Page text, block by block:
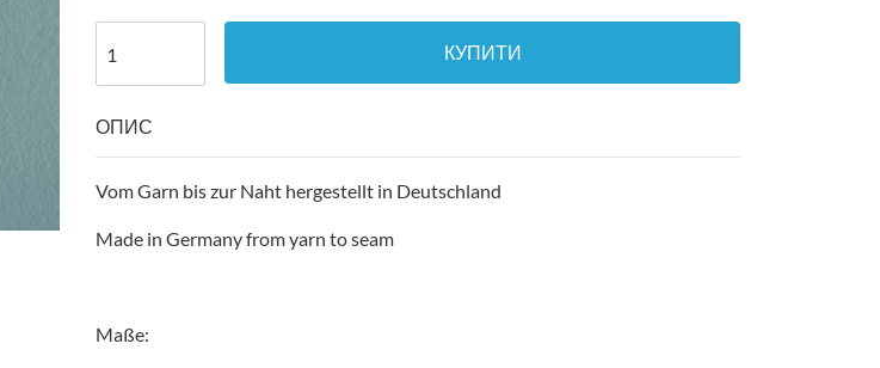
КУПИТИ
ОПИС
Vom Garn bis zur Naht hergestellt in Deutschland
Made in Germany from yarn to seam
Maße: